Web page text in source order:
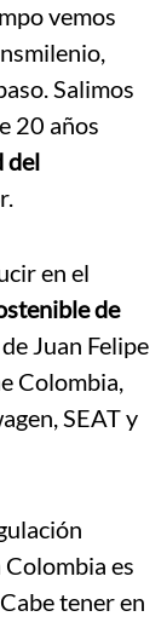
vemos
Salimos
20 años
del
en el
de
Juan Felipe
Colombia,
SEAT y
es
tener en